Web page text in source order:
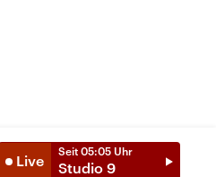
Live
Seit 05:05 Uhr
Studio 9